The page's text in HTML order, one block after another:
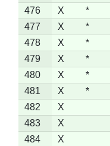
476
X *
477
X *
478
X *
479
X *
480
X *
481
X *
482
X
483
X
484
X